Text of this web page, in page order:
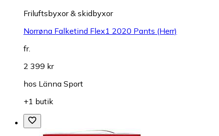
Friluftsbyxor & skidbyxor
Norrøna Falketind Flex1 2020 Pants (Herr)
fr.
2 399 kr
hos Länna Sport
+1 butik